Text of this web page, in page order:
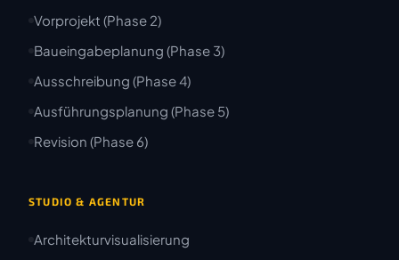
Vorprojekt (Phase 2)
Baueingabeplanung (Phase 3)
Ausschreibung (Phase 4)
Ausführungsplanung (Phase 5)
Revision (Phase 6)
STUDIO & AGENTUR
Architekturvisualisierung